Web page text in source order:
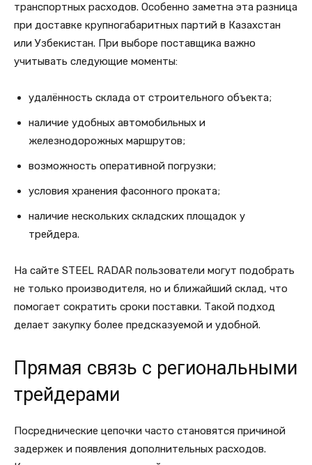
транспортных расходов. Особенно заметна эта разница
при доставке крупногабаритных партий в Казахстан
или Узбекистан. При выборе поставщика важно
учитывать следующие моменты:
удалённость склада от строительного объекта;
наличие удобных автомобильных и
железнодорожных маршрутов;
возможность оперативной погрузки;
условия хранения фасонного проката;
наличие нескольких складских площадок у
трейдера.
На сайте STEEL RADAR пользователи могут подобрать
не только производителя, но и ближайший склад, что
помогает сократить сроки поставки. Такой подход
делает закупку более предсказуемой и удобной.
Прямая связь с региональными
трейдерами
Посреднические цепочки часто становятся причиной
задержек и появления дополнительных расходов.